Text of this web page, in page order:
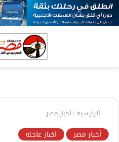
الرئيسية/أخبار مصر
أخبار مصر اخبار عاجله